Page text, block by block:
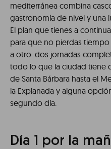
mediterránea combina
gastronomía de nivel y una
El plan que tienes a
para que no pierdas
a otro: dos jornadas
todo lo que la ciudad tiene
de Santa Bárbara hasta el
la Explanada y alguna
segundo día.
Día 1 por la